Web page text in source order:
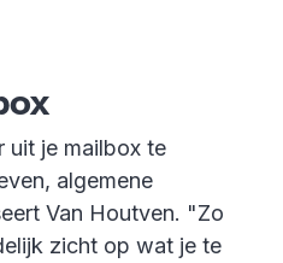
uit je mailbox te
algemene
Van Houtven. "Zo
zicht op wat je te